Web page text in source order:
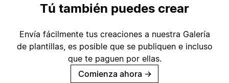
Tú también puedes crear
Envía fácilmente tus creaciones a nuestra Galería
de plantillas, es posible que se publiquen e incluso
que te paguen por ellas.
Comienza ahora →